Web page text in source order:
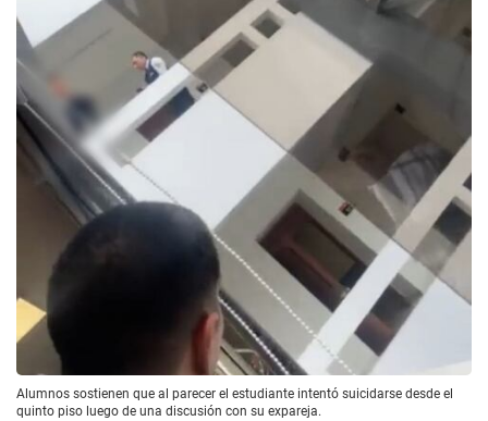
Alumnos sostienen que al parecer el estudiante intentó suicidarse desde el
quinto piso luego de una discusión con su expareja.